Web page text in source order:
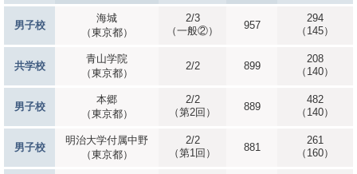
男子校
海城
（東京都）
2/3
（一般②）
957
294
（145）
共学校
青山学院
（東京都）
2/2 899
208
（140）
男子校
本郷
（東京都）
2/2
（第2回）
889
482
（140）
男子校
明治大学付属中野
（東京都）
2/2
（第1回）
881
261
（160）